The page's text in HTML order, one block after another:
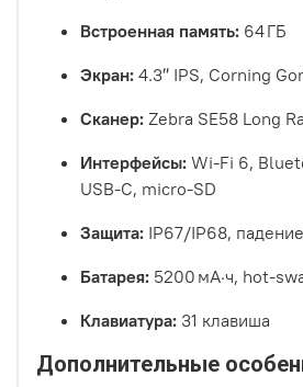
Встроенная память: 64 ГБ
Экран: 4.3″ IPS, Corning
Сканер: Zebra SE58 Long
Интерфейсы: Wi‑Fi 6,
USB‑C, micro‑SD
Защита: IP67/IP68,
Батарея: 5200 мА·ч,
Клавиатура: 31 клавиша
Дополнительные